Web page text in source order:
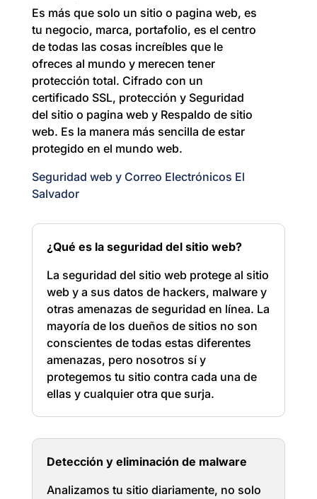
Es más que solo un sitio o pagina web, es
tu negocio, marca, portafolio, es el centro
de todas las cosas increíbles que le
ofreces al mundo y merecen tener
protección total. Cifrado con un
certificado SSL, protección y Seguridad
del sitio o pagina web y Respaldo de sitio
web. Es la manera más sencilla de estar
protegido en el mundo web.
Seguridad web y Correo Electrónicos El
Salvador
¿Qué es la seguridad del sitio web?
La seguridad del sitio web protege al sitio
web y a sus datos de hackers, malware y
otras amenazas de seguridad en línea. La
mayoría de los dueños de sitios no son
conscientes de todas estas diferentes
amenazas, pero nosotros sí y
protegemos tu sitio contra cada una de
ellas y cualquier otra que surja.
Detección y eliminación de malware
Analizamos tu sitio diariamente, no solo